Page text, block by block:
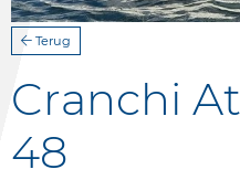
Terug
Cranchi
48